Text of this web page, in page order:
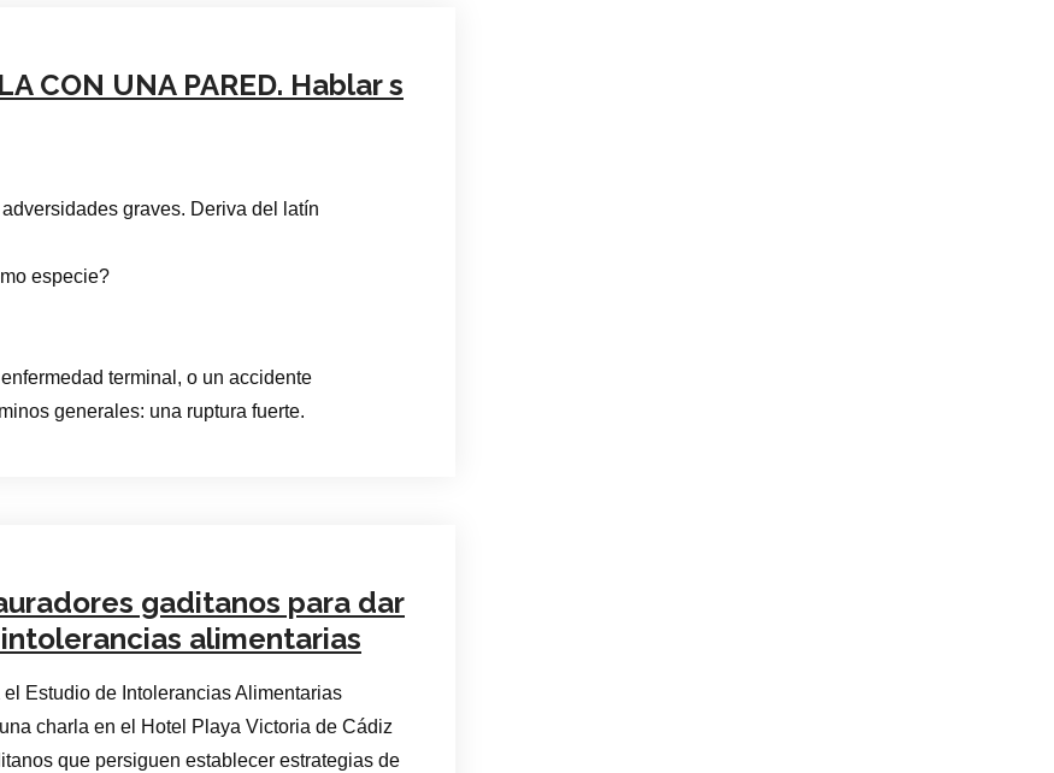
CON UNA PARED. Hablar s
graves. Deriva del latín
especie?
terminal, o un accidente
generales: una ruptura fuerte.
gaditanos para dar
alimentarias
Estudio de Intolerancias Alimentarias
charla en el Hotel Playa Victoria de Cádiz
que persiguen establecer estrategias de